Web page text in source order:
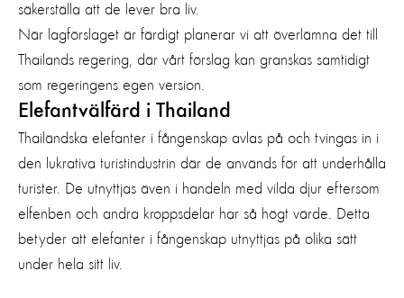
säkerställa att de lever bra liv.
När lagförslaget är färdigt planerar vi att överlämna det till
Thailands regering där vårt förslag kan granskas samtidigt
som regeringens egen version.
Elefantvälfärd i Thailand
Thailändska elefanter i fångenskap avlas på och tvingas in i
den lukrativa turistindustrin där de används för att underhålla
turister. De utnyttjas även i handeln med vilda djur eftersom
elfenben och andra kroppsdelar har så högt värde
Detta
betyder att elefanter i fångenskap utnyttjas på olika sätt
under hela sitt liv.